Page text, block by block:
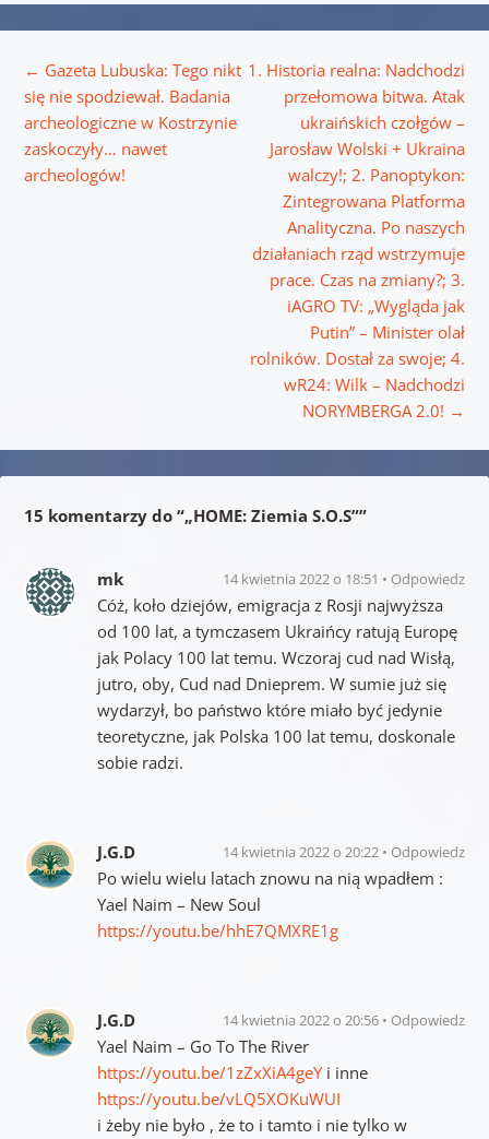
← Gazeta Lubuska: Tego nikt
się nie spodziewał. Badania
archeologiczne w Kostrzynie
zaskoczyły… nawet
archeologów!
1. Historia realna: Nadchodzi
przełomowa bitwa. Atak
ukraińskich czołgów –
Jarosław Wolski + Ukraina
walczy!; 2. Panoptykon:
Zintegrowana Platforma
Analityczna. Po naszych
działaniach rząd wstrzymuje
prace. Czas na zmiany?; 3.
iAGRO TV: „Wygląda jak
Putin” – Minister olał
rolników. Dostał za swoje; 4.
wR24: Wilk – Nadchodzi
NORYMBERGA 2.0! →
15 komentarzy do “„HOME: Ziemia S.O.S””
mk 14 kwietnia 2022 o 18:51 Odpowiedz
Cóż, koło dziejów, emigracja z Rosji najwyższa
od 100 lat, a tymczasem Ukraińcy ratują Europę
jak Polacy 100 lat temu. Wczoraj cud nad Wisłą,
jutro, oby, Cud nad Dnieprem. W sumie już się
wydarzył, bo państwo które miało być jedynie
teoretyczne, jak Polska 100 lat temu, doskonale
sobie radzi.
J.G.D 14 kwietnia 2022 o 20:22 Odpowiedz
Po wielu wielu latach znowu na nią wpadłem :
Yael Naim – New Soul
https://youtu.be/hhE7QMXRE1g
J.G.D 14 kwietnia 2022 o 20:56 Odpowiedz
Yael Naim – Go To The River
https://youtu.be/1zZxXiA4geYi inne
https://youtu.be/vLQ5XOKuWUI
i żeby nie było , że to i tamto i nie tylko w